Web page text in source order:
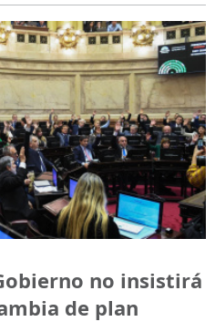
no insistirá
de plan